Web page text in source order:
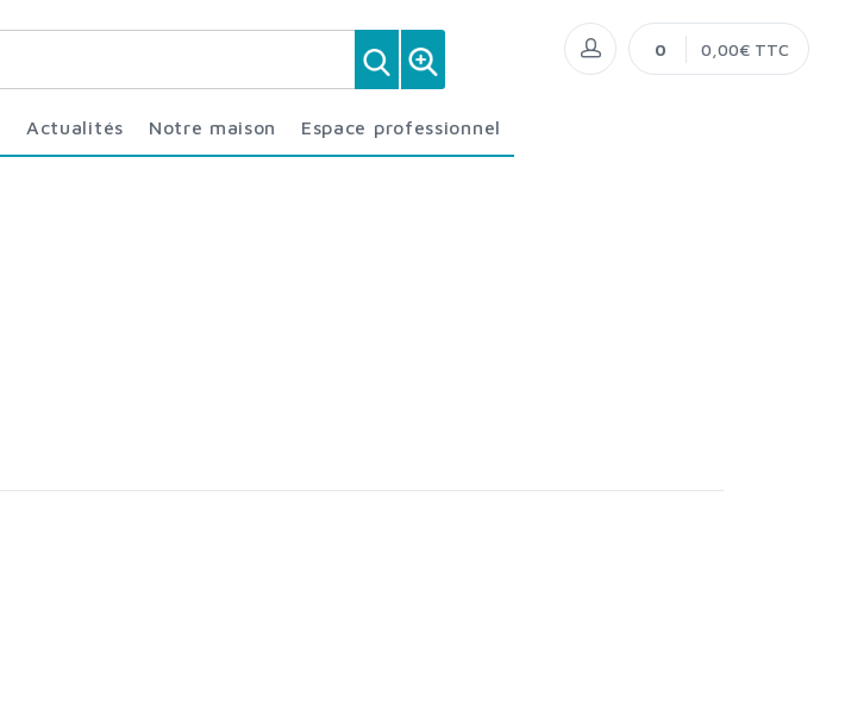
Actualités Notre maison Espace professionnel
0 0,00€ TTC